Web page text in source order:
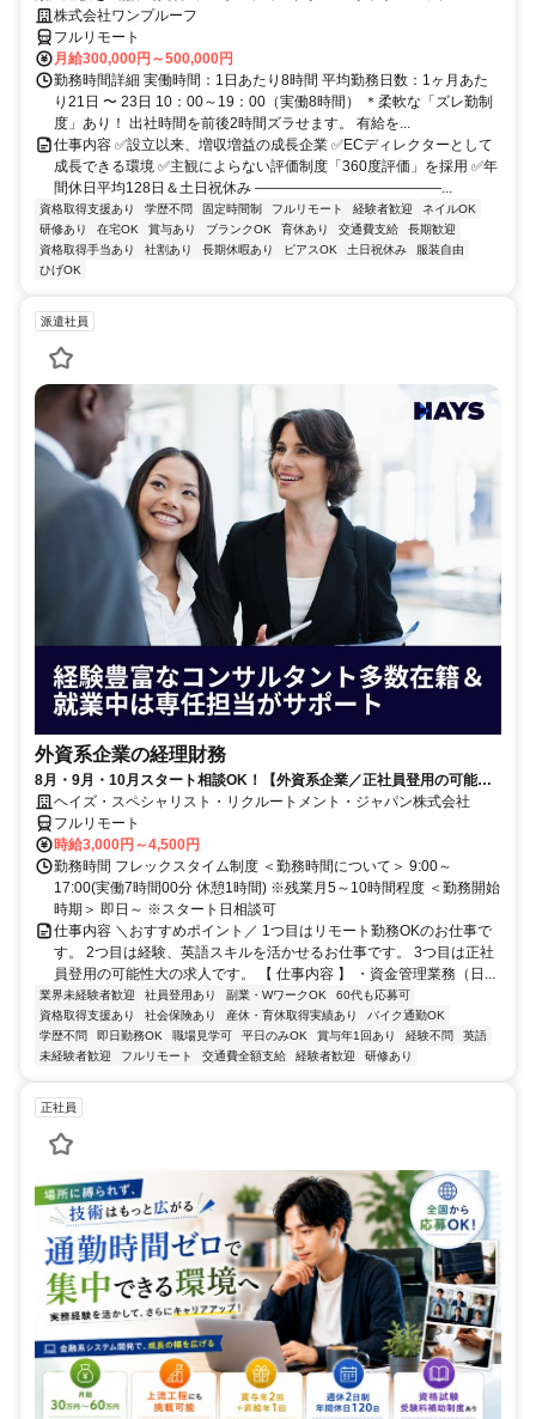
株式会社ワンプルーフ
フルリモート
月給300,000円～500,000円
勤務時間詳細 実働時間：1日あたり8時間 平均勤務日数：1ヶ月あた
り21日 〜 23日 10：00～19：00（実働8時間） ＊柔軟な「ズレ勤制
度」あり！ 出社時間を前後2時間ズラせます。 有給を...
仕事内容 ✅設立以来、増収増益の成長企業 ✅ECディレクターとして
成長できる環境 ✅主観によらない評価制度「360度評価」を採用 ✅年
間休日平均128日＆土日祝休み ―――――――――――――...
資格取得支援あり 学歴不問 固定時間制 フルリモート 経験者歓迎
ネイルOK
研修あり
在宅OK 賞与あり ブランクOK 育休あり 交通費支給
長期歓迎
資格取得手当あり
社割あり 長期休暇あり ピアスOK 土日祝休み
服装自由
ひげOK
派遣社員
外資系企業の経理財務
8月・9月・10月スタート相談OK！【外資系企業／正社員登用の可能性
大／700万～800万／リモート勤務OK】経理財務
ヘイズ・スペシャリスト・リクルートメント・ジャパン株式会社
フルリモート
時給3,000円～4,500円
勤務時間 フレックスタイム制度 ＜勤務時間について＞ 9:00～
17:00(実働7時間00分 休憩1時間) ※残業月5～10時間程度 ＜勤務開始
時期＞ 即日～ ※スタート日相談可
仕事内容 ＼おすすめポイント／ 1つ目はリモート勤務OKのお仕事で
す。 2つ目は経験、英語スキルを活かせるお仕事です。 3つ目は正社
員登用の可能性大の求人です。 【 仕事内容 】 ・資金管理業務（日...
業界未経験者歓迎 社員登用あり 副業・WワークOK
60代も応募可
資格取得支援あり
社会保険あり 産休・育休取得実績あり
バイク通勤OK
学歴不問
即日勤務OK 職場見学可 平日のみOK 賞与年1回あり 経験不問
英語
未経験者歓迎
フルリモート 交通費全額支給 経験者歓迎 研修あり
正社員